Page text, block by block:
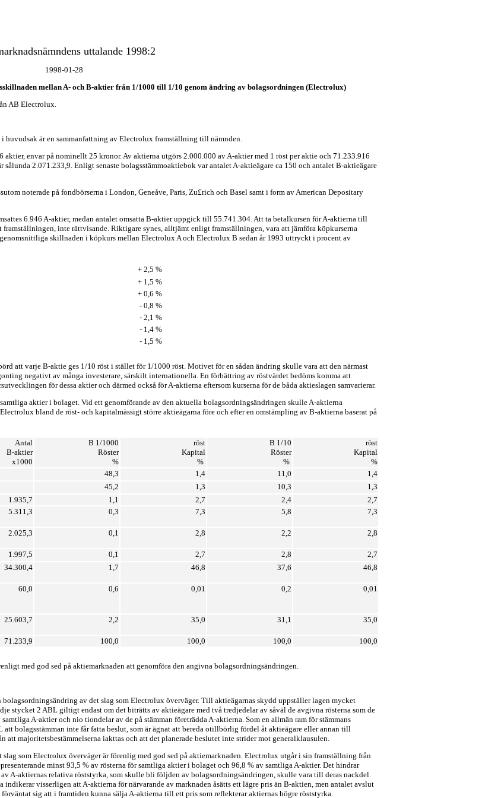
uttalande 1998:2
1998-01-28
mellan A- och B-aktier från 1/1000 till 1/10 genom ändring av bolagsordningen (Electrolux)
AB Electrolux.
är en sammanfattning av Electrolux framställning till nämnden.
envar på nominellt 25 kronor. Av aktierna utgörs 2.000.000 av A-aktier med 1 röst per aktie och 71.233.916
2.071.233,9. Enligt senaste bolagsstämmoaktiebok var antalet A-aktieägare ca 150 och antalet B-aktieägare
noterade på fondbörserna i London, Geneåve, Paris, Zu£rich och Basel samt i form av American Depositary
6.946 A-aktier, medan antalet omsatta B-aktier uppgick till 55.741.304. Att ta betalkursen för A-aktierna till
inte rättvisande. Riktigare synes, alltjämt enligt framställningen, vara att jämföra köpkurserna
skillnaden i köpkurs mellan Electrolux A och Electrolux B sedan år 1993 uttryckt i procent av
+ 2,5 %
+ 1,5 %
+ 0,6 %
- 0,8 %
- 2,1 %
- 1,4 %
- 1,5 %
att varje B-aktie ges 1/10 röst i stället för 1/1000 röst. Motivet för en sådan ändring skulle vara att den närmast
negativt av många investerare, särskilt internationella. En förbättring av röstvärdet bedöms komma att
för dessa aktier och därmed också för A-aktierna eftersom kurserna för de båda aktieslagen samvarierar.
aktier i bolaget. Vid ett genomförande av den aktuella bolagsordningsändringen skulle A-aktierna
bland de röst- och kapitalmässigt större aktieägarna före och efter en omstämpling av B-aktierna baserat på
Antal
B-aktier
x1000
B 1/1000
Röster
%
röst
Kapital
%
B 1/10
Röster
%
röst
Kapital
%
48,3 1,4 11,0
1,4
45,2 1,3 10,3
1,3
1.935,7 1,1 2,7 2,4
2,7
5.311,3 0,3 7,3 5,8 7,3
2.025,3 0,1 2,8 2,2 2,8
1.997,5 0,1 2,7 2,8
2,7
34.300,4 1,7 46,8 37,6 46,8
60,0 0,6 0,01 0,2 0,01
25.603,7 2,2 35,0 31,1 35,0
71.233,9 100,0 100,0 100,0 100,0
med god sed på aktiemarknaden att genomföra den angivna bolagsordningsändringen.
av det slag som Electrolux överväger. Till aktieägarnas skydd uppställer lagen mycket
stycket 2 ABL giltigt endast om det biträtts av aktieägare med två tredjedelar av såväl de avgivna rösterna som de
A-aktier och nio tiondelar av de på stämman företrädda A-aktierna. Som en allmän ram för stämmans
bolagsstämman inte får fatta beslut, som är ägnat att bereda otillbörlig fördel åt aktieägare eller annan till
majoritetsbestämmelserna iakttas och att det planerade beslutet inte strider mot generalklausulen.
som Electrolux överväger är förenlig med god sed på aktiemarknaden. Electrolux utgår i sin framställning från
minst 93,5 % av rösterna för samtliga aktier i bolaget och 96,8 % av samtliga A-aktier. Det hindrar
A-aktiernas relativa röststyrka, som skulle bli följden av bolagsordningsändringen, skulle vara till deras nackdel.
visserligen att A-aktierna för närvarande av marknaden åsätts ett lägre pris än B-aktien, men antalet avslut
sig att i framtiden kunna sälja A-aktierna till ett pris som reflekterar aktiernas högre röststyrka.